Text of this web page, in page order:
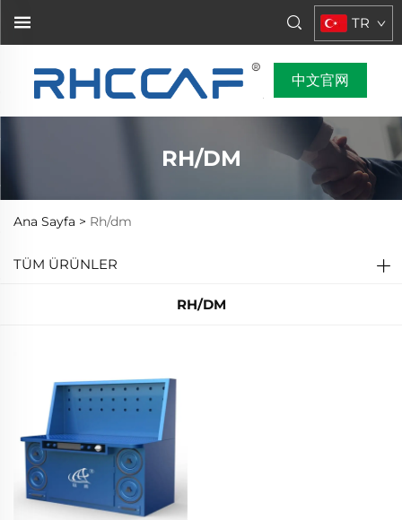
TR
中文官网
RH/DM
Ana Sayfa > Rh/dm
TÜM ÜRÜNLER
RH/DM